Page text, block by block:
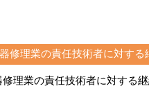
修理業の責任技術者に対する
理業の責任技術者に対する